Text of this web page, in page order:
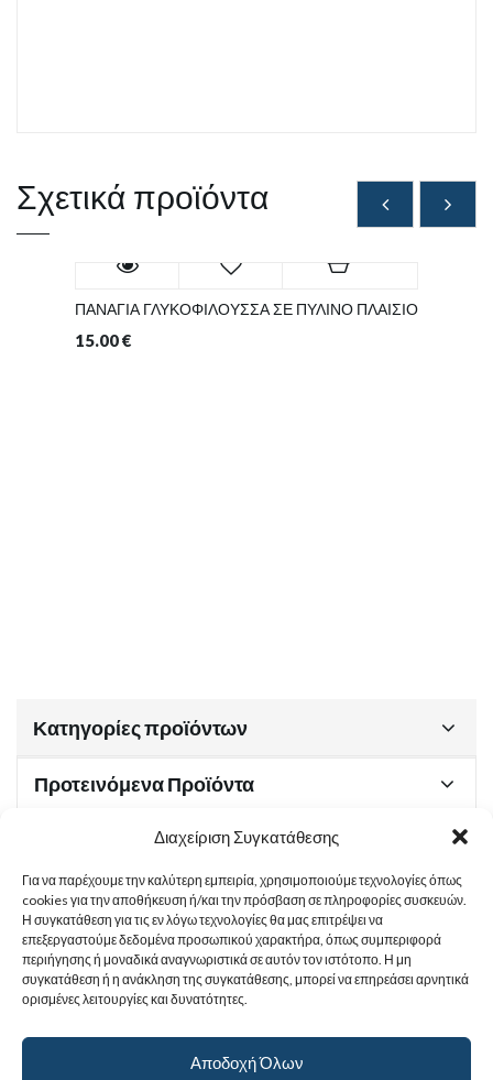
Διαχείριση Συγκατάθεσης
Για να παρέχουμε την καλύτερη εμπειρία, χρησιμοποιούμε τεχνολογίες όπως
cookies για την αποθήκευση ή/και την πρόσβαση σε πληροφορίες συσκευών.
Η συγκατάθεση για τις εν λόγω τεχνολογίες θα μας επιτρέψει να
επεξεργαστούμε δεδομένα προσωπικού χαρακτήρα, όπως συμπεριφορά
περιήγησης ή μοναδικά αναγνωριστικά σε αυτόν τον ιστότοπο. Η μη
συγκατάθεση ή η ανάκληση της συγκατάθεσης, μπορεί να επηρεάσει αρνητικά
ορισμένες λειτουργίες και δυνατότητες.
Αποδοχή Όλων
Σχετικά προϊόντα
ΠΑΝΑΓΙΑ ΓΛΥΚΟΦΙΛΟΥΣΣΑ ΣΕ ΠΥΛΙΝΟ ΠΛΑΙΣΙΟ
15.00€
Κατηγορίες προϊόντων
Προτεινόμενα Προϊόντα
Χρήσιμα Έγγραφα
Sitemap
Στοιχεία Επικοινωνίας